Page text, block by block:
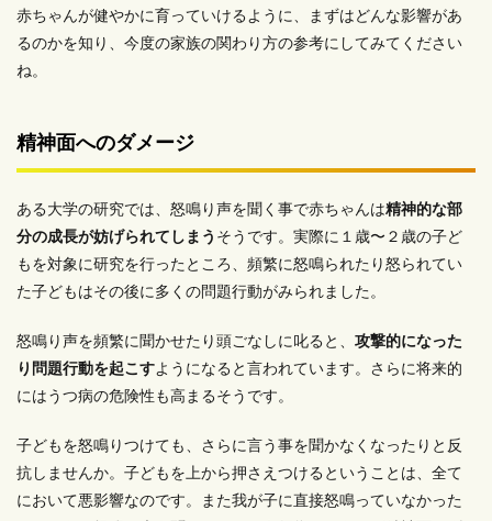
赤ちゃんが健やかに育っていけるように、まずはどんな影響があ
るのかを知り、今度の家族の関わり方の参考にしてみてください
ね。
精神面へのダメージ
ある大学の研究では、怒鳴り声を聞く事で赤ちゃんは精神的な部
分の成長が妨げられてしまう そうです。実際に１歳〜２歳の子ど
もを対象に研究を行ったところ、頻繁に怒鳴られたり怒られてい
た子どもはその後に多くの問題行動がみられました。
怒鳴り声を頻繁に聞かせたり頭ごなしに叱ると、 攻撃的になった
り問題行動を起こすようになると言われています。さらに将来的
にはうつ病の危険性も高まるそうです。
子どもを怒鳴りつけても、さらに言う事を聞かなくなったりと反
抗しませんか。子どもを上から押さえつけるということは、全て
において悪影響なのです。また我が子に直接怒鳴っていなかった